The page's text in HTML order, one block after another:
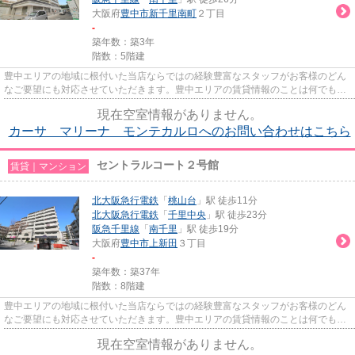
大阪府豊中市新千里南町 ２丁目
-
築年数：築3年
階数：5階建
豊中エリアの地域に根付いた当店ならではの経験豊富なスタッフがお客様のどん
なご要望にも対応させていただきます。豊中エリアの賃貸情報のことは何でもお
現在空室情報がありません。
カーサ マリーナ モンテカルロへのお問い合わせはこちら
賃貸｜マンション セントラルコート２号館
北大阪急行電鉄 「 桃山台 」駅 徒歩11分
北大阪急行電鉄 「 千里中央 」駅 徒歩23分
阪急千里線 「 南千里 」駅 徒歩19分
大阪府豊中市上新田 ３丁目
-
築年数：築37年
階数：8階建
豊中エリアの地域に根付いた当店ならではの経験豊富なスタッフがお客様のどん
なご要望にも対応させていただきます。豊中エリアの賃貸情報のことは何でもお
現在空室情報がありません。